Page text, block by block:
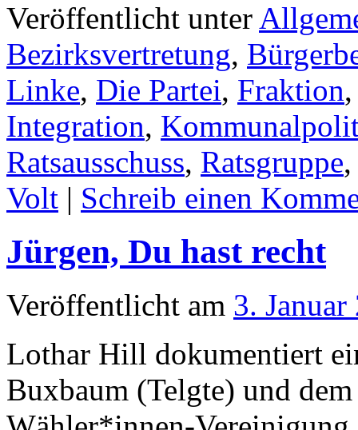
Veröffentlicht unter
Bezirksvertretung,
Linke, Die Partei, Fraktion
Integration,
Ratsausschuss, Ratsgruppe
Volt | Schreib einen
Jürgen, Du hast recht
Veröffentlicht am 3. Januar
Lothar Hill dokumentiert
Buxbaum (Telgte) und